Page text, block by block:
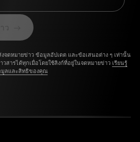
จดหมายข่าว ข้อมูลอัปเดต และข้อเสนอต่าง ๆ เท่านั้น
สารได้ทุกเมื่อโดยใช้ลิงก์ที่อยู่ในจดหมายข่าว เรียนรู้
มูลและสิทธิของคุณ